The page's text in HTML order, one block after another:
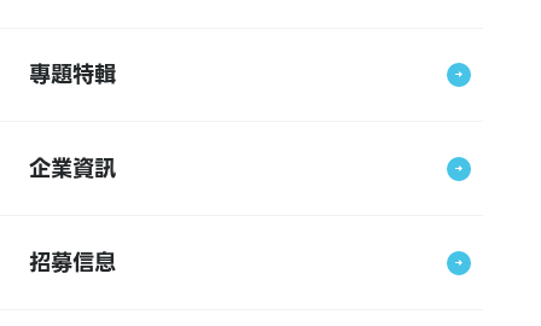
專題特輯
企業資訊
招募信息